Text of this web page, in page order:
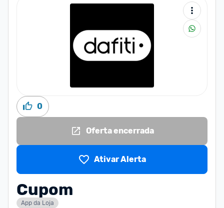
0
Oferta encerrada
Ativar Alerta
Cupom
App da Loja